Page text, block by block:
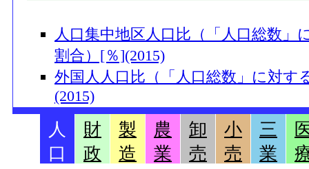
人口集中地区人口比（「人口総数」
割合）[％](2015)
外国人人口比（「人口総数」に対す
(2015)
15～64歳人口比（「人口総数」に
合）[％](2015)
昼間人口比（「人口総数」に対する
人
口
財
政
製
造
農
業
卸
売
小
売
三
業